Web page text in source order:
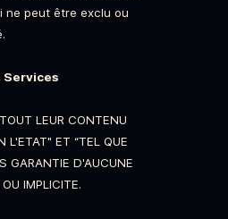
ne peut être exclu ou
Services
LEUR CONTENU
L'ETAT" ET “TEL QUE
GARANTIE D'AUCUNE
IMPLICITE.